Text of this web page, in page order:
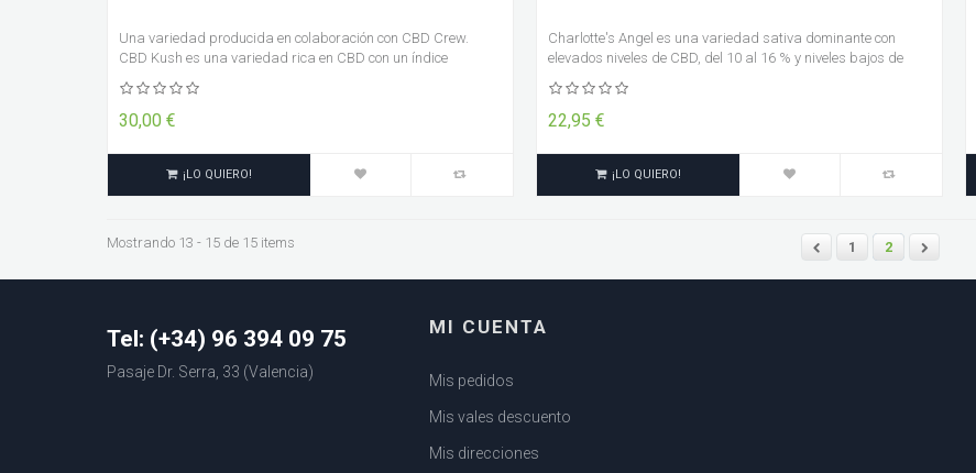
Una variedad producida en colaboración con CBD Crew.
CBD Kush es una variedad rica en CBD con un índice
aproximado de 1:1 de THC:CBD.
30,00 €
¡LO QUIERO!
Charlotte's Angel es una variedad sativa dominante con
elevados niveles de CBD, del 10 al 16 % y niveles bajos de
THC, siempre inferiores al 1 %.
22,95 €
¡LO QUIERO!
1 2
Mostrando 13 - 15 de 15 items
Tel: (+34) 96 394 09 75
Pasaje Dr. Serra, 33 (Valencia)
MI CUENTA
Mis pedidos
Mis vales descuento
Mis direcciones